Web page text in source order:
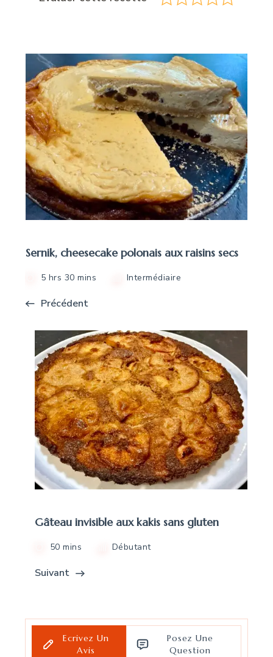
Sernik, cheesecake polonais aux raisins secs
5 hrs 30 mins Intermédiaire
Précédent
Gâteau invisible aux kakis sans gluten
50 mins Débutant
Suivant
Ecrivez Un
Avis
Posez Une
Question